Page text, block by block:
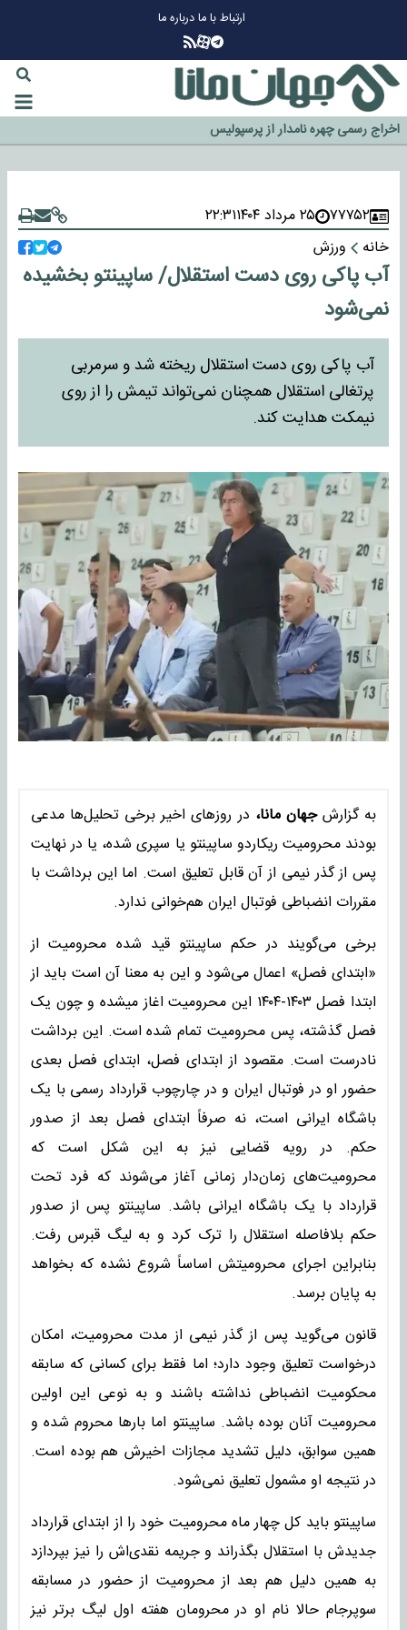
ارتباط با مادرباره ما
گزینه جدایی اوسمار روی میز مدیران پرسپولیس
آیا رئیس جمهور آمریکا قانون را دور می‌زند؟
اخراج رسمی چهره نامدار از پرسپولیس
سازمان اطلاعات سپاه: پروژه دولت ترامپ برای مهار چین، روسیه و اروپا شکست
خورد
۷۷۷۵۲ ۲۵ مرداد ۱۴۰۴
۲۲:۳۱
خانه
ورزش
آب پاکی روی دست استقلال/ ساپینتو بخشیده
نمی‌شود
آب پاکی روی دست استقلال ریخته شد و سرمربی
پرتغالی استقلال همچنان نمی‌تواند تیمش را از روی
نیمکت هدایت کند.
به گزارشجهان مانا، در روزهای اخیر برخی تحلیل‌ها مدعی
بودند محرومیت ریکاردو ساپینتو یا سپری شده، یا در نهایت
پس از گذر نیمی از آن قابل تعلیق است. اما این برداشت با
مقررات انضباطی فوتبال ایران هم‌خوانی ندارد.
برخی می‌گویند در حکم ساپینتو قید شده محرومیت از
«ابتدای فصل» اعمال می‌شود و این به معنا آن است باید از
ابتدا فصل ۱۴۰۳-۱۴۰۴ این محرومیت اغاز میشده و چون یک
فصل گذشته، پس محرومیت تمام شده است. این برداشت
نادرست است. مقصود از ابتدای فصل، ابتدای فصل بعدی
حضور او در فوتبال ایران و در چارچوب قرارداد رسمی با یک
باشگاه ایرانی است، نه صرفاً ابتدای فصل بعد از صدور
حکم. در رویه قضایی نیز به این شکل است که
محرومیت‌های زمان‌دار زمانی آغاز می‌شوند که فرد تحت
قرارداد با یک باشگاه ایرانی باشد. ساپینتو پس از صدور
حکم بلافاصله استقلال را ترک کرد و به لیگ قبرس رفت.
بنابراین اجرای محرومیتش اساساً شروع نشده که بخواهد
به پایان برسد.
قانون می‌گوید پس از گذر نیمی از مدت محرومیت، امکان
درخواست تعلیق وجود دارد؛ اما فقط برای کسانی که سابقه
محکومیت انضباطی نداشته باشند و به نوعی این اولین
محرومیت آنان بوده باشد. ساپینتو اما بارها محروم شده و
همین سوابق، دلیل تشدید مجازات اخیرش هم بوده است.
در نتیجه او مشمول تعلیق نمی‌شود.
ساپینتو باید کل چهار ماه محرومیت خود را از ابتدای قرارداد
جدیدش با استقلال بگذراند و جریمه نقدی‌اش را نیز بپردازد
به همین دلیل هم بعد از محرومیت از حضور در مسابقه
سوپرجام حالا نام او در محرومان هفته اول لیگ برتر نیز